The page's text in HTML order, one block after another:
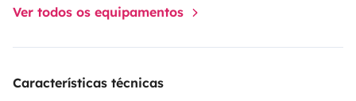
Ver todos os equipamentos
Características técnicas